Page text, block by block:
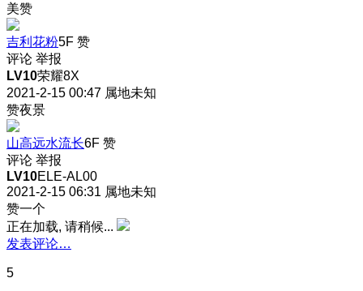
美赞
吉利花粉5F 赞
评论 举报
LV10荣耀8X
2021-2-15 00:47 属地未知
赞夜景
山高远水流长6F 赞
评论 举报
LV10ELE-AL00
2021-2-15 06:31 属地未知
赞一个
正在加载, 请稍候...
发表评论…
5